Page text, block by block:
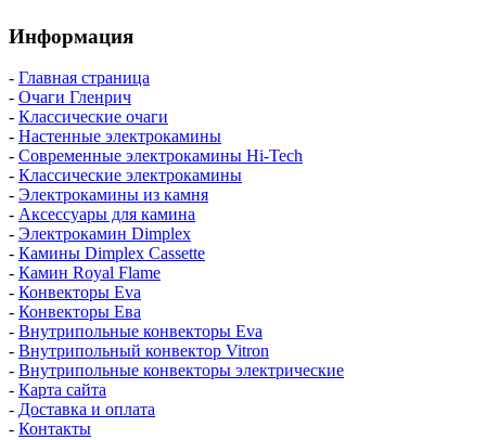
Информация
- Главная страница
- Очаги Гленрич
- Классические очаги
- Настенные электрокамины
- Современные электрокамины Hi-Tech
- Классические электрокамины
- Электрокамины из камня
- Аксессуары для камина
- Электрокамин Dimplex
- Камины Dimplex Cassette
- Камин Royal Flame
- Конвекторы Eva
- Конвекторы Ева
- Внутрипольные конвекторы Eva
- Внутрипольный конвектор Vitron
- Внутрипольные конвекторы электрические
- Карта сайта
- Доставка и оплата
- Контакты